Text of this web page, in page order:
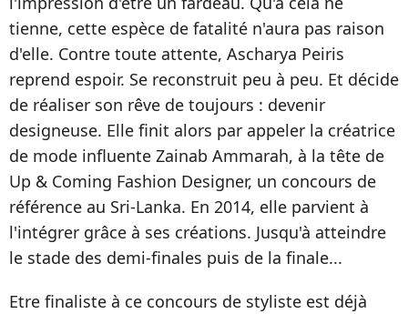
tienne, cette espèce de fatalité n'aura pas raison
d'elle. Contre toute attente, Ascharya Peiris
reprend espoir. Se reconstruit peu à peu. Et décide
de réaliser son rêve de toujours : devenir
designeuse. Elle finit alors par appeler la créatrice
de mode influente Zainab Ammarah, à la tête de
Up & Coming Fashion Designer, un concours de
référence au Sri-Lanka. En 2014, elle parvient à
l'intégrer grâce à ses créations. Jusqu'à atteindre
le stade des demi-finales puis de la finale...
Etre finaliste à ce concours de styliste est déjà